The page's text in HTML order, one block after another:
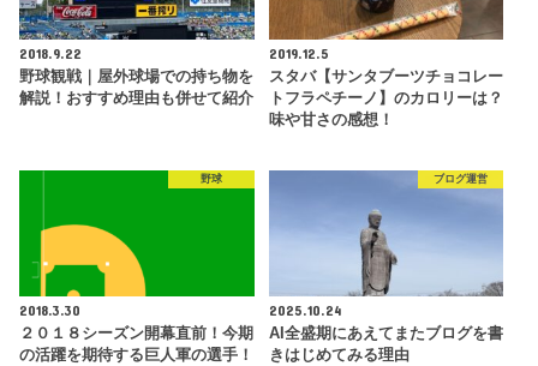
2018.9.22
野球観戦｜屋外球場での持ち物を
解説！おすすめ理由も併せて紹介
2019.12.5
スタバ【サンタブーツチョコレー
トフラペチーノ】のカロリーは？
味や甘さの感想！
野球
2018.3.30
２０１８シーズン開幕直前！今期
の活躍を期待する巨人軍の選手！
ブログ運営
2025.10.24
AI全盛期にあえてまたブログを書
きはじめてみる理由